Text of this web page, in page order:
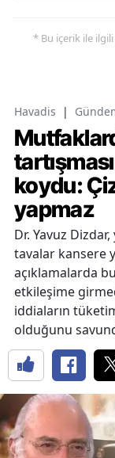
* Bu içerik ile
Havadis |
koydu:
yapmaz
Dr. Yavuz
tavalar kansere
açıklamalarda
etkileşime
iddiaların
olduğunu